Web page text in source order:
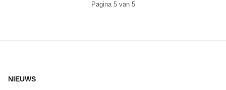
Pagina 5 van 5
NIEUWS